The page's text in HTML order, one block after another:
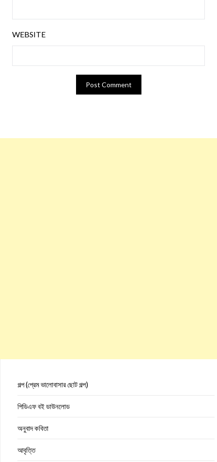
WEBSITE
গল্প (প্রেম ভালোবাসার ছোট গল্প)
পিডিএফ বই ডাউনলোড
অনুবাদ কবিতা
আবৃত্তি